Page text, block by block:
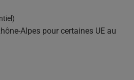
Alpes pour certaines UE au